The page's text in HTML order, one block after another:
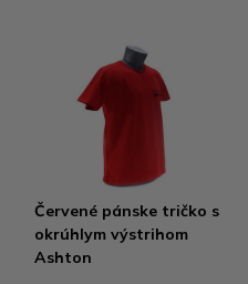
Červené pánske tričko s
okrúhlym výstrihom
Ashton